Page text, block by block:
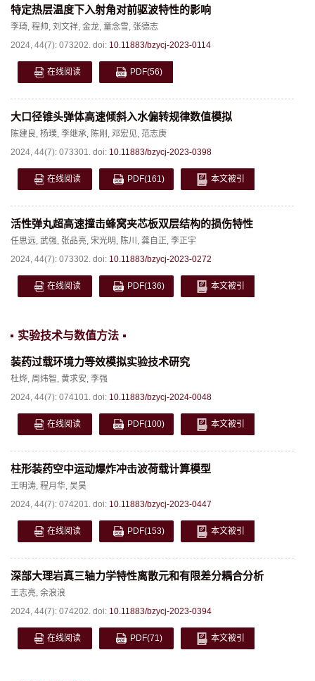
特定热层温度下入射角对前驱波特性的影响
李琦, 程帅, 刘文祥, 金龙, 童念雪, 张德志
2024, 44(7): 073202. doi: 10.11883/bzycj-2023-0114
在线阅读 PDF(56)
大口径锥头弹体高速倾斜入水偏转规律数值模拟
陈建良, 杨璞, 李继承, 陈刚 , 邓宏见, 范志庚
2024, 44(7): 073301. doi: 10.11883/bzycj-2023-0398
在线阅读 PDF(161) 本文被引
活性弹丸超高速撞击蜂窝夹芯板双层结构的损伤特性
任思远, 武强, 张品亮, 宋光明, 陈川 , 龚自正, 李正宇
2024, 44(7): 073302. doi: 10.11883/bzycj-2023-0272
在线阅读 PDF(136) 本文被引
实验技术与数值方法
装药过载环境力等效模拟实验技术研究
杜烨, 周炜智, 黄求安, 李强
2024, 44(7): 074101. doi: 10.11883/bzycj-2024-0048
在线阅读 PDF(100) 本文被引
柱形装药空中运动爆炸冲击波荷载计算模型
王明涛, 程月华, 吴昊
2024, 44(7): 074201. doi: 10.11883/bzycj-2023-0447
在线阅读 PDF(153) 本文被引
深部大理岩真三轴力学特性离散元和有限差分耦合分析
王志亮, 余浪浪
2024, 44(7): 074202. doi: 10.11883/bzycj-2023-0394
在线阅读 PDF(71) 本文被引